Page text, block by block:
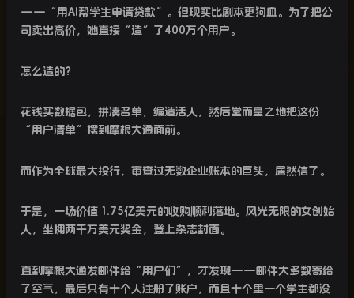
—— “ 用 AI 帮学生申请贷款”。但现实比剧本更狗血。为了把公
司卖出高价，她直接“造”了 400万个用户。
怎么造的？
花钱买数据包，拼凑名单，编造活人，然后堂而皇之地把这份
“用户清单”摆到摩根大通面前。
而作为全球最大投行，审查过无数企业账本的巨头，居然信了。
于是，一场价值1.75亿美元的收购顺利落地。风光无限的女创始
人，坐拥两千万美元奖金，登上杂志封面。
直到摩根大通发邮件给“用户们”，才发现——邮件大多数寄给
了空气，最后只有十个人注册了账户，而且十个里一个学生都没